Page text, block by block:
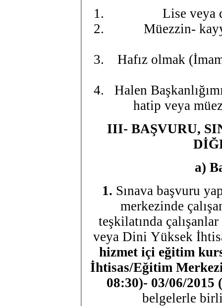
Lise veya
Müezzin-
Hafız olmak
Halen
hatip veya
III- BAŞVURU,
a)
1. Sınava başvuru
merkezinde
teşkilatında
veya Dini Yüksek
hizmet içi eğitim
İhtisas/Eğitim
08:30)- 03/06/
belgelerle